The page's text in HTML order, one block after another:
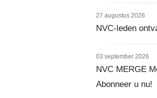
27 augustus 2026
NVC-leden
03 september 2026
NVC MERGE
Abonneer u nu!